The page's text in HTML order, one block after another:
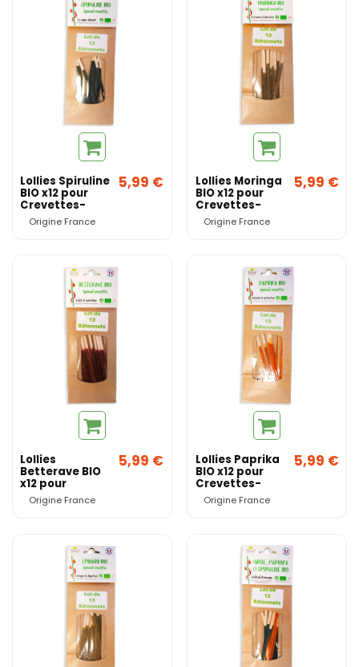
Lollies Spiruline
BIO x12 pour
Crevettes-
Origine France
Origine France
5,99 € Lollies Moringa
BIO x12 pour
Crevettes-
Origine France
Origine France
5,99 €
Lollies
Betterave BIO
x12 pour
Crevettes-
Origine France
Origine France
5,99 € Lollies Paprika
BIO x12 pour
Crevettes-
Origine France
Origine France
5,99 €